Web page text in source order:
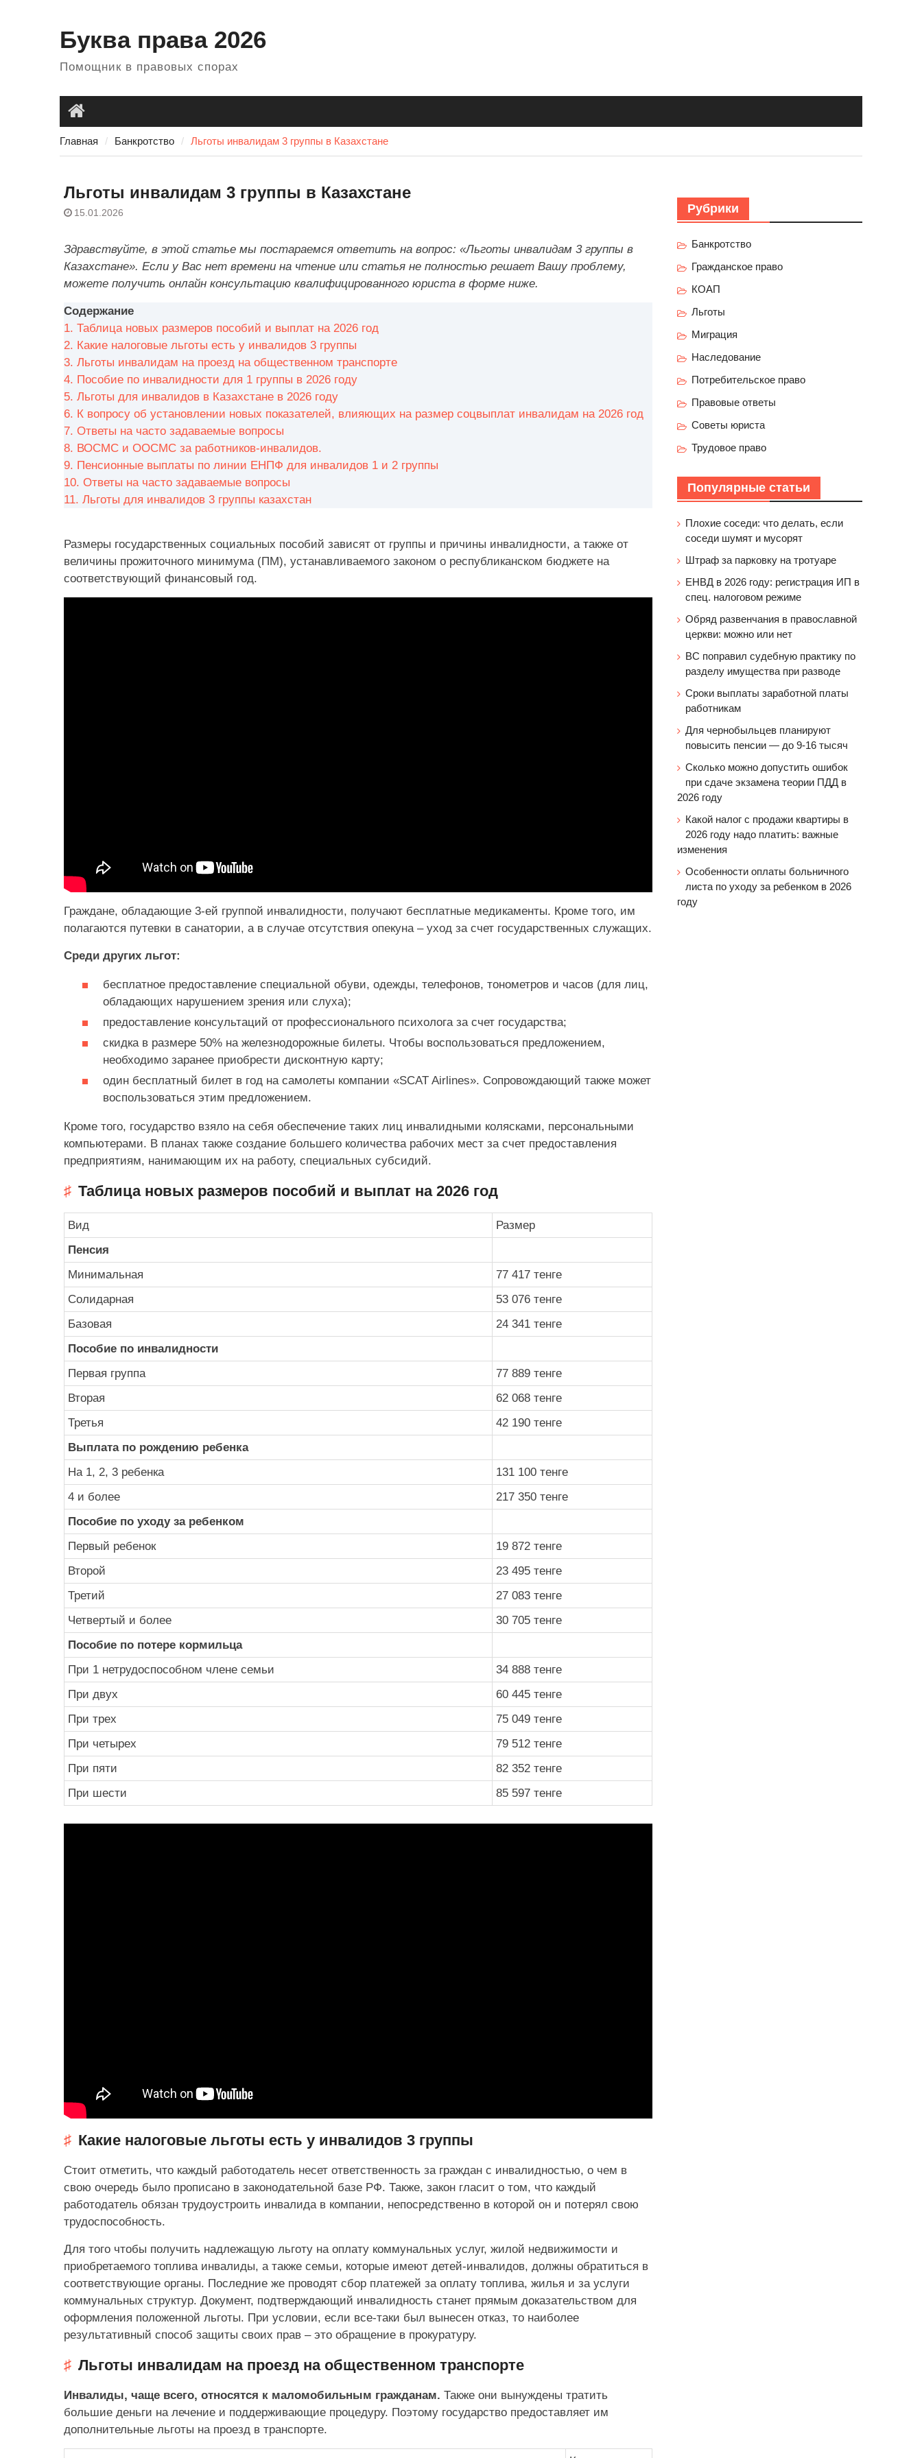
Буква права 2026
Помощник в правовых спорах
Главная
Главная Банкротство Льготы инвалидам 3 группы в Казахстане
Льготы инвалидам 3 группы в Казахстане
15.01.2026
Здравствуйте, в этой статье мы постараемся ответить на вопрос: «Льготы инвалидам 3 группы в
Казахстане». Если у Вас нет времени на чтение или статья не полностью решает Вашу проблему,
можете получить онлайн консультацию квалифицированного юриста в форме ниже.
Содержание
1. Таблица новых размеров пособий и выплат на 2026 год
2. Какие налоговые льготы есть у инвалидов 3 группы
3. Льготы инвалидам на проезд на общественном транспорте
4. Пособие по инвалидности для 1 группы в 2026 году
5. Льготы для инвалидов в Казахстане в 2026 году
6. К вопросу об установлении новых показателей, влияющих на размер соцвыплат инвалидам на 2026 год
7. Ответы на часто задаваемые вопросы
8. ВОСМС и ООСМС за работников-инвалидов.
9. Пенсионные выплаты по линии ЕНПФ для инвалидов 1 и 2 группы
10. Ответы на часто задаваемые вопросы
11. Льготы для инвалидов 3 группы казахстан
Размеры государственных социальных пособий зависят от группы и причины инвалидности, а также от
величины прожиточного минимума (ПМ), устанавливаемого законом о республиканском бюджете на
соответствующий финансовый год.
Граждане, обладающие 3-ей группой инвалидности, получают бесплатные медикаменты. Кроме того, им
полагаются путевки в санатории, а в случае отсутствия опекуна – уход за счет государственных служащих.
Среди других льгот:
бесплатное предоставление специальной обуви, одежды, телефонов, тонометров и часов (для лиц,
обладающих нарушением зрения или слуха);
предоставление консультаций от профессионального психолога за счет государства;
скидка в размере 50% на железнодорожные билеты. Чтобы воспользоваться предложением,
необходимо заранее приобрести дисконтную карту;
один бесплатный билет в год на самолеты компании «SCAT Airlines». Сопровождающий также может
воспользоваться этим предложением.
Кроме того, государство взяло на себя обеспечение таких лиц инвалидными колясками, персональными
компьютерами. В планах также создание большего количества рабочих мест за счет предоставления
предприятиям, нанимающим их на работу, специальных субсидий.
Таблица новых размеров пособий и выплат на 2026 год
Вид
Размер
Пенсия
Минимальная
77 417 тенге
Солидарная
53 076 тенге
Базовая
24 341 тенге
Пособие по инвалидности
Первая группа
77 889 тенге
Вторая
62 068 тенге
Третья
42 190 тенге
Выплата по рождению ребенка
На 1, 2, 3 ребенка
131 100 тенге
4 и более
217 350 тенге
Пособие по уходу за ребенком
Первый ребенок
19 872 тенге
Второй
23 495 тенге
Третий
27 083 тенге
Четвертый и более
30 705 тенге
Пособие по потере кормильца
При 1 нетрудоспособном члене семьи
34 888 тенге
При двух
60 445 тенге
При трех
75 049 тенге
При четырех
79 512 тенге
При пяти
82 352 тенге
При шести
85 597 тенге
Какие налоговые льготы есть у инвалидов 3 группы
Стоит отметить, что каждый работодатель несет ответственность за граждан с инвалидностью, о чем в
свою очередь было прописано в законодательной базе РФ. Также, закон гласит о том, что каждый
работодатель обязан трудоустроить инвалида в компании, непосредственно в которой он и потерял свою
трудоспособность.
Для того чтобы получить надлежащую льготу на оплату коммунальных услуг, жилой недвижимости и
приобретаемого топлива инвалиды, а также семьи, которые имеют детей-инвалидов, должны обратиться в
соответствующие органы. Последние же проводят сбор платежей за оплату топлива, жилья и за услуги
коммунальных структур. Документ, подтверждающий инвалидность станет прямым доказательством для
оформления положенной льготы. При условии, если все-таки был вынесен отказ, то наиболее
результативный способ защиты своих прав – это обращение в прокуратуру.
Льготы инвалидам на проезд на общественном транспорте
Инвалиды, чаще всего, относятся к маломобильным гражданам. Также они вынуждены тратить
большие деньги на лечение и поддерживающие процедуру. Поэтому государство предоставляет им
дополнительные льготы на проезд в транспорте.
Рубрики
Банкротство
Гражданское право
КОАП
Льготы
Миграция
Наследование
Потребительское право
Правовые ответы
Советы юриста
Трудовое право
Популярные статьи
Плохие соседи: что делать, если
соседи шумят и мусорят
Штраф за парковку на тротуаре
ЕНВД в 2026 году: регистрация ИП в
спец. налоговом режиме
Обряд развенчания в православной
церкви: можно или нет
ВС поправил судебную практику по
разделу имущества при разводе
Сроки выплаты заработной платы
работникам
Для чернобыльцев планируют
повысить пенсии — до 9-16 тысяч
Сколько можно допустить ошибок
при сдаче экзамена теории ПДД в
2026 году
Какой налог с продажи квартиры в
2026 году надо платить: важные
изменения
Особенности оплаты больничного
листа по уходу за ребенком в 2026
году